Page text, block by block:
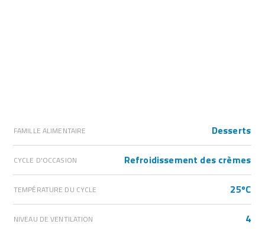
FAMILLE ALIMENTAIRE Desserts
CYCLE D'OCCASION Refroidissement des crèmes
TEMPÉRATURE DU CYCLE 25ºC
NIVEAU DE VENTILATION 4